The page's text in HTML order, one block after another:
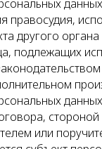
правосудия,
другого
подлежащих
или